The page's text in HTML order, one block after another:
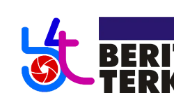
content